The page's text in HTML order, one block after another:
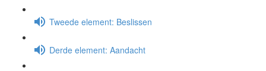
Tweede element: Beslissen
Derde element: Aandacht